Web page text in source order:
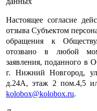
Настоящее согласие
отзыва Субъектом
обращения к
отозвано в любой
заявления, поданного
г. Нижний Новгород,
д.24А, этаж 2 пом.4,5
kolobox@kolobox.ru.